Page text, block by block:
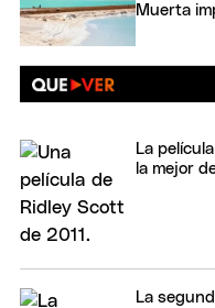
Muerta
La
la mejor
La